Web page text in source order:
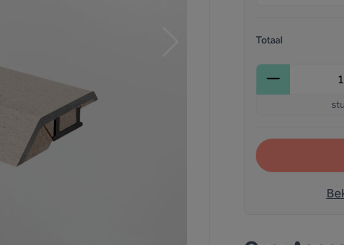
Totaal